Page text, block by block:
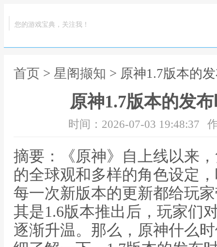
您的游戏宝典，关注我！
首页 > 星阁撷知 > 原神1.7版本的
原神1.7版本的发
时间：2026-07-03 19:48:37
摘要：《原神》自上线以来
的全球观和多样的角色设定
每一次新版本的更新都给玩
其是1.6版本推出后，玩家们
逐渐升温。那么，原神什么